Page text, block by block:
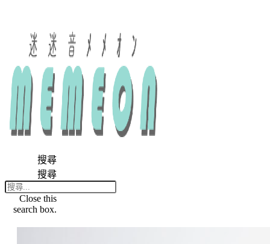
搜尋
搜尋
Close this
search box.